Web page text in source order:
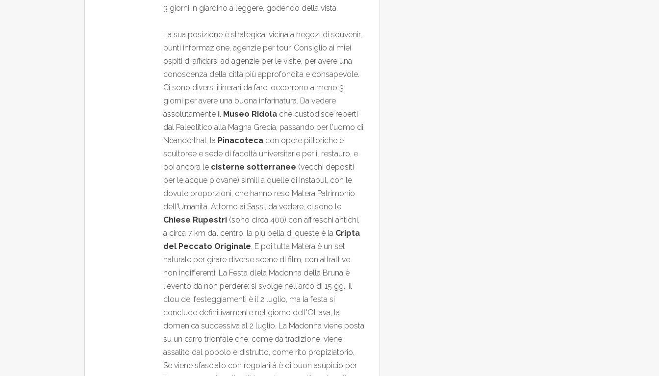
3 giorni in giardino a leggere, godendo della vista.
La sua posizione è strategica, vicina a negozi di souvenir,
punti informazione, agenzie per tour. Consiglio ai miei
ospiti di affidarsi ad agenzie per le visite, per avere una
conoscenza della città più approfondita e consapevole.
Ci sono diversi itinerari da fare, occorrono almeno 3
giorni per avere una buona infarinatura. Da vedere
assolutamente il Museo Ridola che custodisce reperti
dal Paleolitico alla Magna Grecia, passando per l'uomo di
Neanderthal, la Pinacoteca con opere pittoriche e
scultoree e sede di facoltà universitarie per il restauro, e
poi ancora le cisterne sotterranee (vecchi depositi
per le acque piovane) simili a quelle di Instabul, con le
dovute proporzioni, che hanno reso Matera Patrimonio
dell'Umanità. Attorno ai Sassi, da vedere, ci sono le
Chiese Rupestri (sono circa 400) con affreschi antichi,
a circa 7 km dal centro, la più bella di queste è la Cripta
del Peccato Originale. E poi tutta Matera è un set
naturale per girare diverse scene di film, con attrattive
non indifferenti. La Festa dlela Madonna della Bruna è
l'evento da non perdere: si svolge nell'arco di 15 gg., il
clou dei festeggiamenti è il 2 luglio, ma la festa si
conclude definitivamente nel giorno dell'Ottava, la
domenica successiva al 2 luglio. La Madonna viene posta
su un carro trionfale che, come da tradizione, viene
assalito dal popolo e distrutto, come rito propiziatorio.
Se viene sfasciato con regolarità è di buon asupicio per